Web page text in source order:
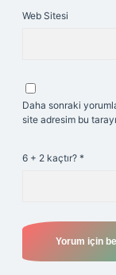
Web Sitesi
Daha sonraki
site adresim bu
6 + 2 kaçtır? *